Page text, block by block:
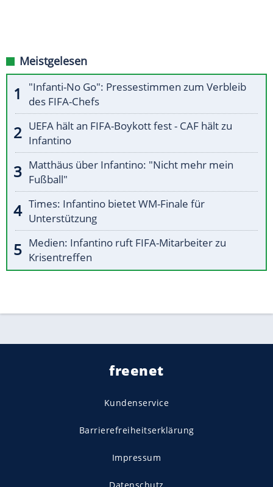
Meistgelesen
"Infanti-No Go": Pressestimmen zum Verbleib
des FIFA-Chefs
UEFA hält an FIFA-Boykott fest - CAF hält zu
Infantino
Matthäus über Infantino: "Nicht mehr mein
Fußball"
Times: Infantino bietet WM-Finale für
Unterstützung
Medien: Infantino ruft FIFA-Mitarbeiter zu
Krisentreffen
freenet
Kundenservice
Barrierefreiheitserklärung
Impressum